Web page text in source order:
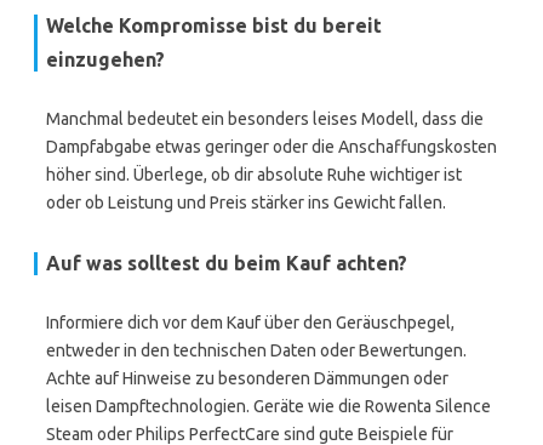
Welche Kompromisse bist du bereit
einzugehen?
Manchmal bedeutet ein besonders leises Modell, dass die
Dampfabgabe etwas geringer oder die Anschaffungskosten
höher sind. Überlege, ob dir absolute Ruhe wichtiger ist
oder ob Leistung und Preis stärker ins Gewicht fallen.
Auf was solltest du beim Kauf achten?
Informiere dich vor dem Kauf über den Geräuschpegel,
entweder in den technischen Daten oder Bewertungen.
Achte auf Hinweise zu besonderen Dämmungen oder
leisen Dampftechnologien. Geräte wie die Rowenta Silence
Steam oder Philips PerfectCare sind gute Beispiele für